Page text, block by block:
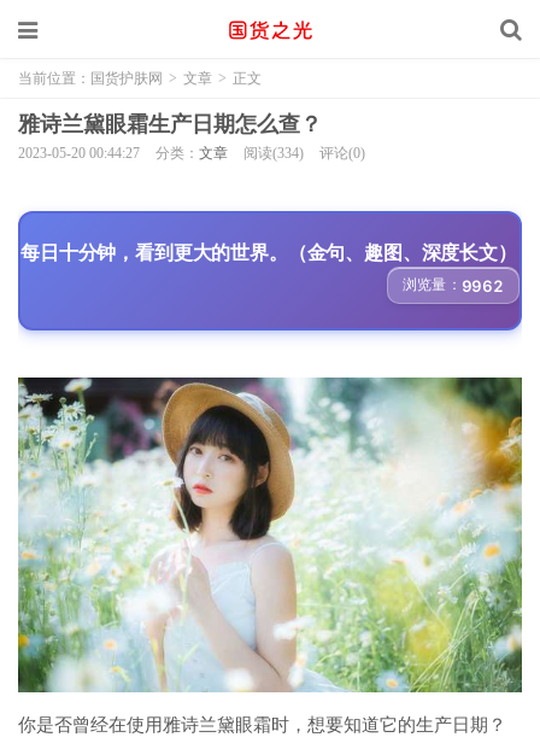
当前位置： 国货护肤网 > 文章 > 正文
雅诗兰黛眼霜生产日期怎么查？
2023-05-20 00:44:27 分类： 文章 阅读(334) 评论(0)
每日十分钟，看到更大的世界。（金句、趣图、深度长文）
浏览量： 9962
你是否曾经在使用雅诗兰黛眼霜时，想要知道它的生产日期？